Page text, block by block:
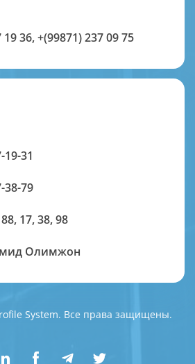
19 36,+(99871) 237 09 75
19-31
38-79
17, 38, 98
Олимжон
System. Все права защищены.